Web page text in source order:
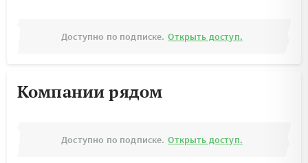
Доступно по подписке. Открыть доступ.
Компании рядом
Доступно по подписке. Открыть доступ.